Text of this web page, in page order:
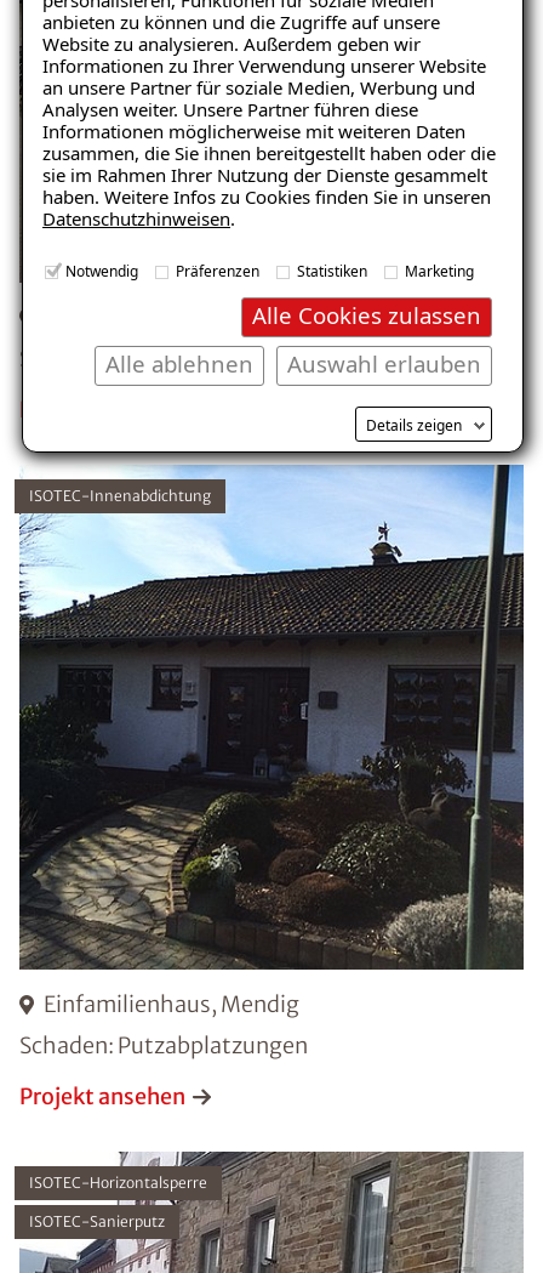
anbieten zu können und die Zugriffe auf unsere
Website zu analysieren. Außerdem geben wir
Informationen zu Ihrer Verwendung unserer Website
an unsere Partner für soziale Medien, Werbung und
Analysen weiter. Unsere Partner führen diese
Informationen möglicherweise mit weiteren Daten
zusammen, die Sie ihnen bereitgestellt haben oder die
sie im Rahmen Ihrer Nutzung der Dienste gesammelt
haben. Weitere Infos zu Cookies finden Sie in unseren
Datenschutzhinweisen.
Notwendig Präferenzen Statistiken Marketing
Alle Cookies zulassen
Auswahl erlauben
Alle ablehnen
Details zeigen
Einfamilienhaus, Bendorf
Schaden: Schimmel
Projekt ansehen
Einfamilienhaus, Mendig
Schaden: Putzabplatzungen
ISOTEC-Innenabdichtung
Projekt ansehen
ISOTEC-Horizontalsperre
ISOTEC-Sanierputz